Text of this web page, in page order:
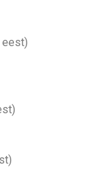
eest)